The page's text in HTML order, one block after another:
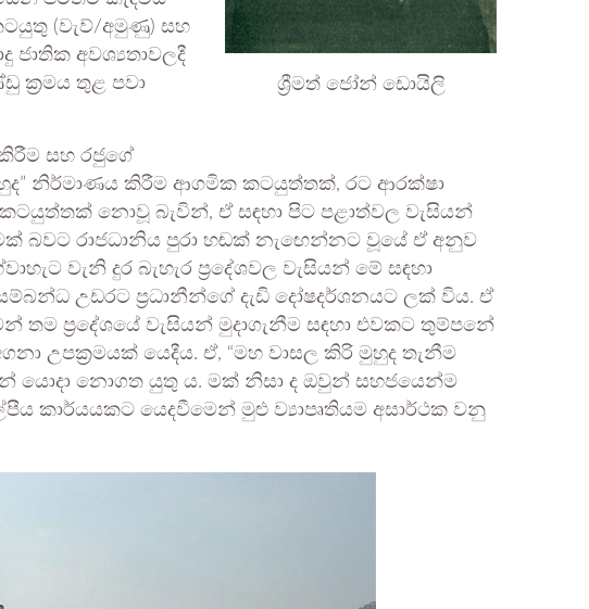
ශ්‍රීමත් ජෝන් ඩොයිලි
(වැව්/අමුණු) සහ
ජාතික අවශ්‍යතාවලදී
ක්‍රමය තුළ පවා
කිරීම සහ රජුගේ
නිර්මාණය කිරීම ආගමික කටයුත්තක්, රට ආරක්ෂා
නොවූ බැවින්, ඒ සඳහා පිට පළාත්වල වැසියන්
බවට රාජධානිය පුරා හඬක් නැඟෙන්නට වූයේ ඒ අනුව
වැනි දුර බැහැර ප්‍රදේශවල වැසියන් මේ සඳහා
උඩරට ප්‍රධානීන්ගේ දැඩි දෝෂදර්ශනයට ලක් විය. ඒ
තම ප්‍රදේශයේ වැසියන් මුදාගැනීම සඳහා එවකට තුම්පනේ
උපක්‍රමයක් යෙදීය. ඒ, “මහ වාසල කිරි මුහුද තැනීම
යොදා නොගත යුතු ය. මක් නිසා ද ඔවුන් සහජයෙන්ම
කාර්යයකට යෙදවීමෙන් මුළු ව්‍යාපෘතියම අසාර්ථක වනු